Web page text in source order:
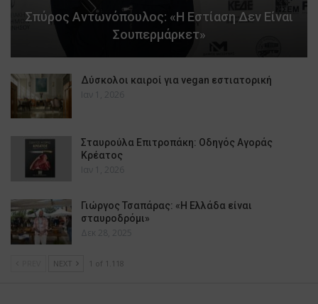
Σπύρος Αντωνόπουλος: «Η Εστίαση Δεν Είναι
Σουπερμάρκετ»
Δύσκολοι καιροί για vegan εστιατορική
Ιαν 1, 2026
Σταυρούλα Επιτροπάκη: Οδηγός Αγοράς
Κρέατος
Ιαν 1, 2026
Γιώργος Τσαπάρας: «Η Ελλάδα είναι
σταυροδρόμι»
Δεκ 28, 2025
NEXT 1 of 1.118